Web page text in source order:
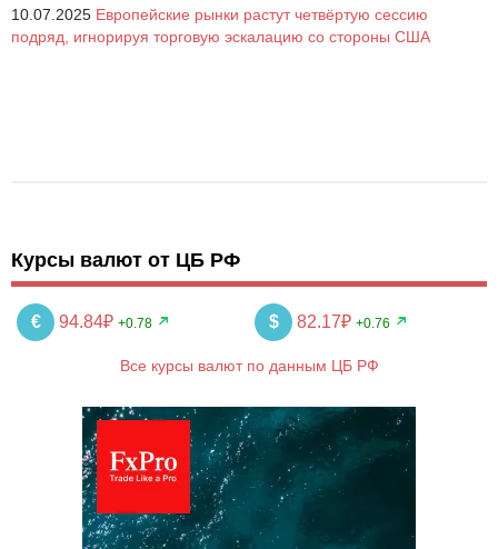
10.07.2025 Европейские рынки растут четвёртую сессию
подряд, игнорируя торговую эскалацию со стороны США
Курсы валют от ЦБ РФ
€ 94.84₽ +0.78 $ 82.17₽ +0.76
Все курсы валют по данным ЦБ РФ